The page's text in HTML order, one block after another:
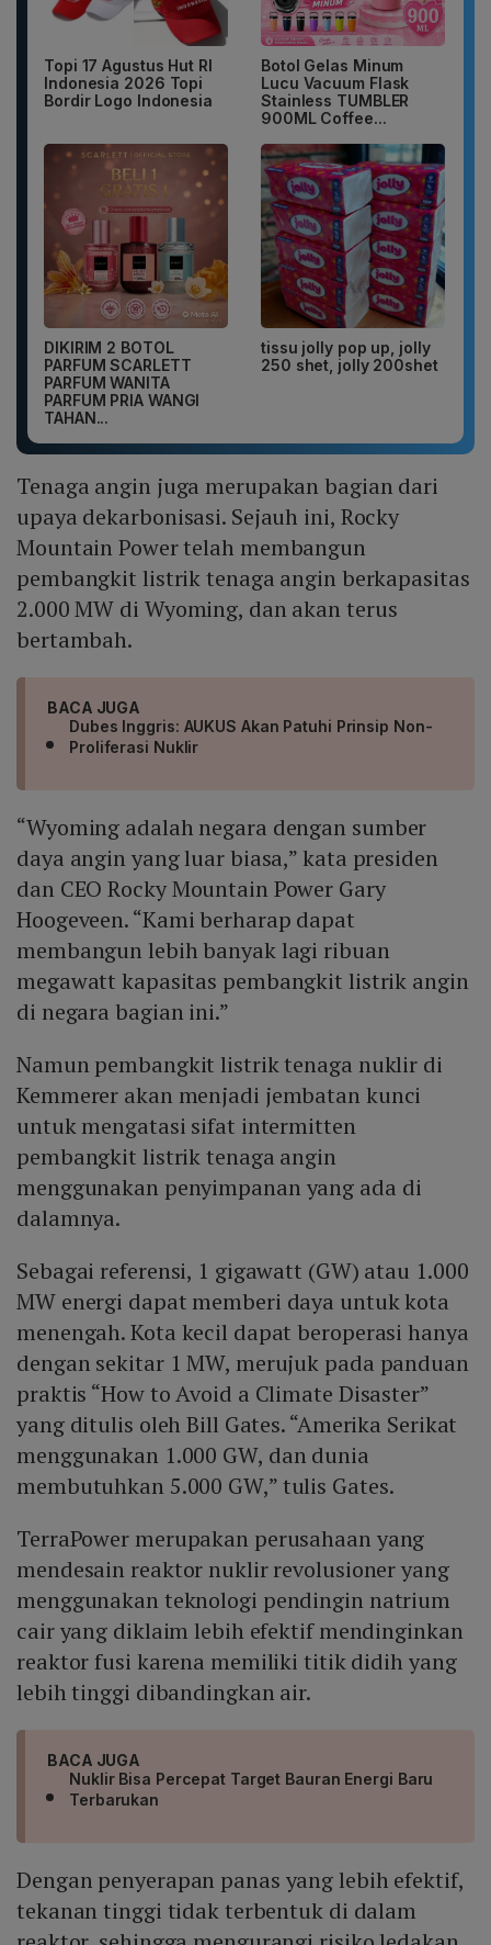
Topi 17 Agustus Hut RI
Indonesia 2026 Topi
Bordir Logo Indonesia
Botol Gelas Minum
Lucu Vacuum Flask
Stainless TUMBLER
900ML Coffee...
DIKIRIM 2 BOTOL
PARFUM SCARLETT
PARFUM WANITA
PARFUM PRIA WANGI
TAHAN...
tissu jolly pop up, jolly
250 shet, jolly 200shet
Tenaga angin juga merupakan bagian dari
upaya dekarbonisasi. Sejauh ini, Rocky
Mountain Power telah membangun
pembangkit listrik tenaga angin berkapasitas
2.000 MW di Wyoming, dan akan terus
bertambah.
BACA JUGA
Dubes Inggris: AUKUS Akan Patuhi Prinsip Non-
Proliferasi Nuklir
“Wyoming adalah negara dengan sumber
daya angin yang luar biasa,” kata presiden
dan CEO Rocky Mountain Power Gary
Hoogeveen. “Kami berharap dapat
membangun lebih banyak lagi ribuan
megawatt kapasitas pembangkit listrik angin
di negara bagian ini.”
Namun pembangkit listrik tenaga nuklir di
Kemmerer akan menjadi jembatan kunci
untuk mengatasi sifat intermitten
pembangkit listrik tenaga angin
menggunakan penyimpanan yang ada di
dalamnya.
Sebagai referensi, 1 gigawatt (GW) atau 1.000
MW energi dapat memberi daya untuk kota
menengah. Kota kecil dapat beroperasi hanya
dengan sekitar 1 MW, merujuk pada panduan
praktis “How to Avoid a Climate Disaster”
yang ditulis oleh Bill Gates. “Amerika Serikat
menggunakan 1.000 GW, dan dunia
membutuhkan 5.000 GW,” tulis Gates.
TerraPower merupakan perusahaan yang
mendesain reaktor nuklir revolusioner yang
menggunakan teknologi pendingin natrium
cair yang diklaim lebih efektif mendinginkan
reaktor fusi karena memiliki titik didih yang
lebih tinggi dibandingkan air.
BACA JUGA
Nuklir Bisa Percepat Target Bauran Energi Baru
Terbarukan
Dengan penyerapan panas yang lebih efektif,
tekanan tinggi tidak terbentuk di dalam